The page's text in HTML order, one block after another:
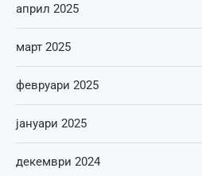
април 2025
март 2025
февруари 2025
јануари 2025
декември 2024